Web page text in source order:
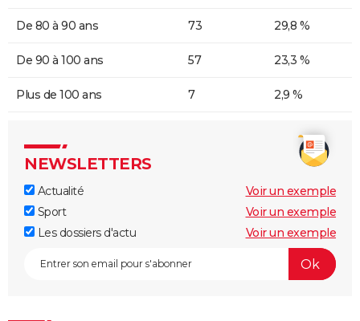
De 80 à 90 ans 73 29,8 %
De 90 à 100 ans 57 23,3 %
Plus de 100 ans 7 2,9 %
NEWSLETTERS
Actualité
Voir un exemple
Sport
Voir un exemple
Les dossiers d'actu
Voir un exemple